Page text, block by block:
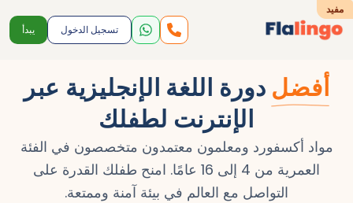
تسجيل الدخول يبدأ
أفضل دورة اللغة الإنجليزية عبر
الإنترنت لطفلك
مواد أكسفورد ومعلمون معتمدون متخصصون في الفئة
العمرية من 4 إلى 16 عامًا. امنح طفلك القدرة على
التواصل مع العالم في بيئة آمنة وممتعة.
مفيد